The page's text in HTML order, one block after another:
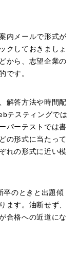
内メールで形式が
クしておきましょ
から、志望企業の
です。
解答方法や時間配
テスティングでは
パーテストでは書
の形式に当たって
れの形式に近い模
卒のときと出題傾
ます。油断せず、
合格への近道にな